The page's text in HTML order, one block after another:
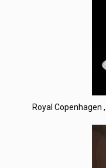
Royal